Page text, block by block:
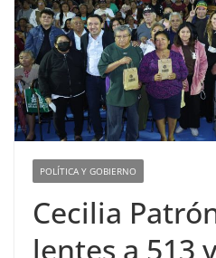
POLÍTICA Y GOBIERNO
Cecilia
lentes a 513